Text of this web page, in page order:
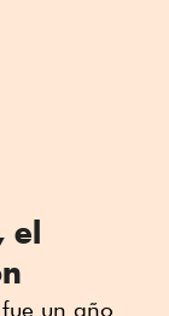
el
un año